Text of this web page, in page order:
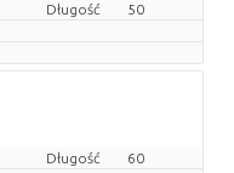
Długość
50
Długość
60